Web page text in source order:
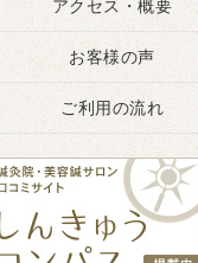
アクセス・概要
お客様の声
ご利用の流れ